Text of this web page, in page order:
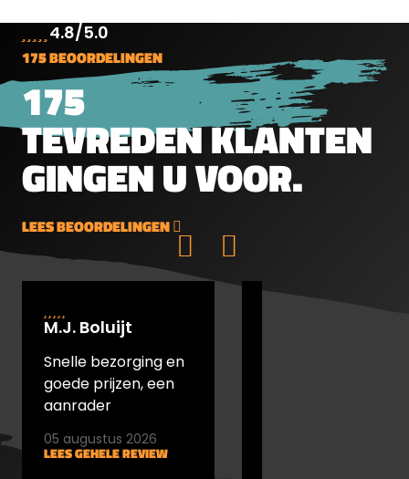
4.8/5.0
175 BEOORDELINGEN
175
TEVREDEN KLANTEN
GINGEN U VOOR.
LEES BEOORDELINGEN
M.J. Boluijt
Snelle bezorging en
goede prijzen, een
aanrader
LEES GEHELE REVIEW
05 augustus 2026